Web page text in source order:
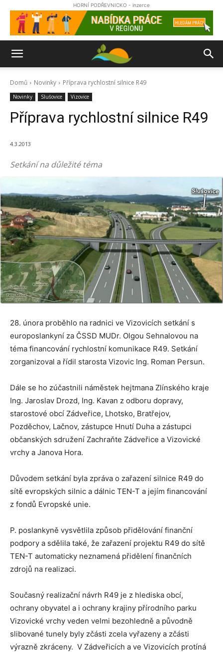
HORNÍ PODŘEVNICKO - inzerce
Domů Novinky Příprava rychlostní silnice R49
Novinky Slušovice Vizovice
Příprava rychlostní silnice R49
4.3.2013
Setkání na důležité téma
28. února proběhlo na radnici ve Vizovicích setkání s
europoslankyní za ČSSD MUDr. Olgou Sehnalovou na
téma financování rychlostní komunikace R49. Setkání
zorganizoval a řídil starosta Vizovic Ing. Roman Persun.
Dále se ho zúčastnili náměstek hejtmana Zlínského kraje
Ing. Jaroslav Drozd, Ing. Kavan z odboru dopravy,
starostové obcí Zádveřice, Lhotsko, Bratřejov,
Pozděchov, Lačnov, zástupce Hnutí Duha a zástupci
občanských sdružení Zachraňte Zádveřice a Vizovické
vrchy a Janova Hora.
Důvodem setkání byla zpráva o zařazení silnice R49 do
sítě evropských silnic a dálnic TEN-T a jejím financování
z fondů Evropské unie.
P. poslankyně vysvětlila způsob přidělování finanční
podpory a sdělila také, že zařazení projektu R49 do sítě
TEN-T automaticky neznamená přidělení finančních
zdrojů na realizaci.
Současný realizační návrh R49 je z hlediska obcí,
ochrany obyvatel a i ochrany krajiny přírodního parku
Vizovické vrchy veden velmi bezohledně a původně
slibované tunely byly zčásti zcela vyřazeny a zčásti
výrazně zkráceny. V Zádveřicích a ve Vizovicích protíná